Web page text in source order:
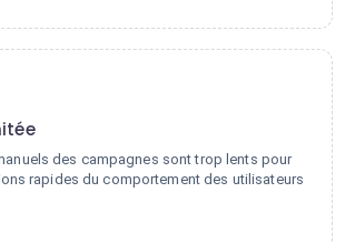
des campagnes sont trop lents pour
rapides du comportement des utilisateurs